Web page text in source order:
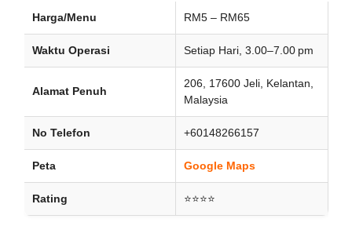
Harga/Menu RM5 – RM65
Waktu Operasi Setiap Hari, 3.00–7.00 pm
Alamat Penuh
206, 17600 Jeli, Kelantan,
Malaysia
No Telefon +60148266157
Peta Google Maps
Rating ⭐⭐⭐⭐